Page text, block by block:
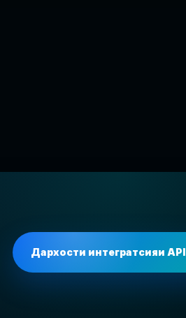
Дархости интегратсияи API